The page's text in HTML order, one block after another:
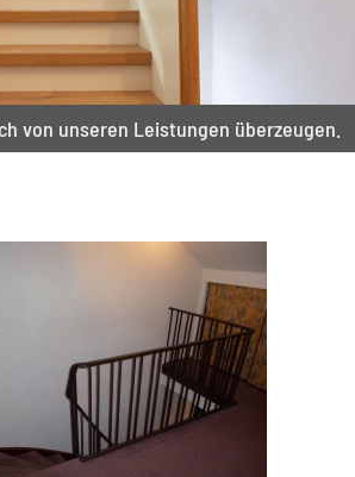
von unseren Leistungen überzeugen.